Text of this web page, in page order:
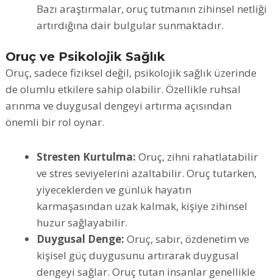
Bazı araştırmalar, oruç tutmanın zihinsel netliği
artırdığına dair bulgular sunmaktadır.
Oruç ve Psikolojik Sağlık
Oruç, sadece fiziksel değil, psikolojik sağlık üzerinde
de olumlu etkilere sahip olabilir. Özellikle ruhsal
arınma ve duygusal dengeyi artırma açısından
önemli bir rol oynar.
Stresten Kurtulma: Oruç, zihni rahatlatabilir
ve stres seviyelerini azaltabilir. Oruç tutarken,
yiyeceklerden ve günlük hayatın
karmaşasından uzak kalmak, kişiye zihinsel
huzur sağlayabilir.
Duygusal Denge: Oruç, sabır, özdenetim ve
kişisel güç duygusunu artırarak duygusal
dengeyi sağlar. Oruç tutan insanlar genellikle